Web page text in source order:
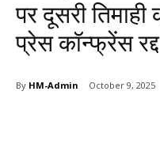
पर दूसरी
प्रेस कॉन्फ्रेंस
By HM-Admin October 9, 2025